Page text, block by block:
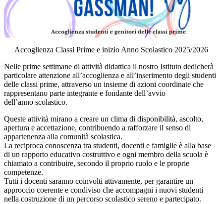
Accoglienza Classi Prime e inizio Anno Scolastico 2025/2026
Nelle prime settimane di attività didattica il nostro Istituto dedicherà
particolare attenzione all’accoglienza e all’inserimento degli studenti
delle classi prime, attraverso un insieme di azioni coordinate che
rappresentano parte integrante e fondante dell’avvio
dell’anno scolastico.
Queste attività mirano a creare un clima di disponibilità, ascolto,
apertura e accettazione, contribuendo a rafforzare il senso di
appartenenza alla comunità scolastica.
La reciproca conoscenza tra studenti, docenti e famiglie è alla base
di un rapporto educativo costruttivo e ogni membro della scuola è
chiamato a contribuire, secondo il proprio ruolo e le proprie
competenze.
Tutti i docenti saranno coinvolti attivamente, per garantire un
approccio coerente e condiviso che accompagni i nuovi studenti
nella costruzione di un percorso scolastico sereno e partecipato.